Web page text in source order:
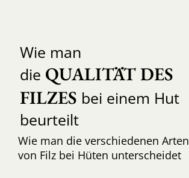
Wie man
die QUALITÄT DES
FILZES bei einem Hut
beurteilt
Wie man die verschiedenen Arten
von Filz bei Hüten unterscheidet